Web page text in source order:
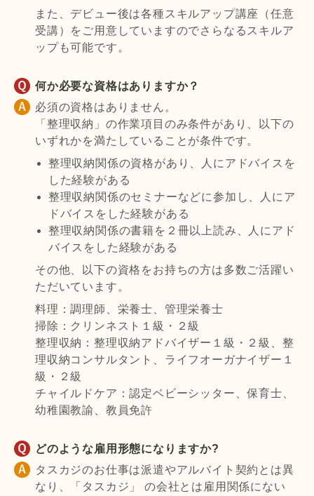
また、デビュー後は各種スキルアップ講座（任意
受講）をご用意していますのでさらなるスキルア
ップも可能です。
何か必要な資格はありますか？
必須の資格はありません。
「整理収納」の作業項目のみ条件があり、以下の
いずれかを満たしていることが条件です。
整理収納関係の資格があり、人にアドバイスを
した経験がある
整理収納関係のセミナーなどに参加し、人にア
ドバイスをした経験がある
整理収納関係の書籍を２冊以上読み、人にアド
バイスをした経験がある
その他、以下の資格をお持ちの方は多数ご活躍い
ただいています。
料理：調理師、栄養士、管理栄養士
掃除：クリンネスト１級・２級
整理収納：整理収納アドバイザー１級・２級、整
理収納コンサルタント、ライフオーガナイザー１
級・２級
チャイルドケア：認定ベビーシッター、保育士、
幼稚園教諭、教員免許
どのような雇用形態になりますか?
タスカジのお仕事は派遣やアルバイト契約とは異
なり、「タスカジ」 の会社とは雇用関係にない